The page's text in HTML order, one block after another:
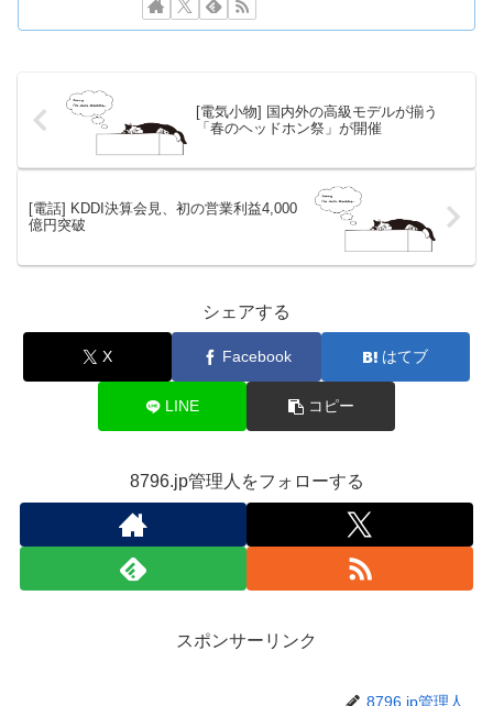
では立場がずいぶん違う気がしますが、とりあえず松下を
だがしかし、パイオニアの筆頭株主はシャープ！！なん
とも話がヤヤコシイ…
それにしても、松下電器産業株式会社最強伝説始まっ
た？もうちょっと競合が頑張ってくれないと成長しません
ぜ？また調子に乗ってゲーム事業に参入とかしてくれたら
8796.jpの管理をする人。
「春のヘッドホン祭」が開催